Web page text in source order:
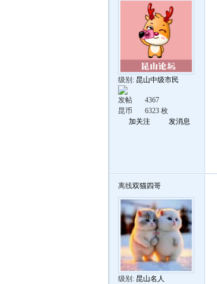
级别: 昆山中级市民
发帖
4367
昆币
6323 枚
加关注
发消息
离线双猫四哥
级别: 昆山名人